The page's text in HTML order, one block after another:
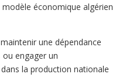
économique algérien
une dépendance
ou engager un
la production nationale.